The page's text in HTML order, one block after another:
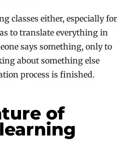
classes either, especially for
to translate everything in
says something, only to
about something else
process is finished.
of